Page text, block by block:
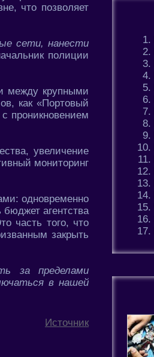
что позволяет
сети, нанести
полиции
между крупными
как «Портовый
проникновением
увеличение
мониторинг
одновременно
агентства
часть того, что
закрыть
за пределами
в нашей
Источник